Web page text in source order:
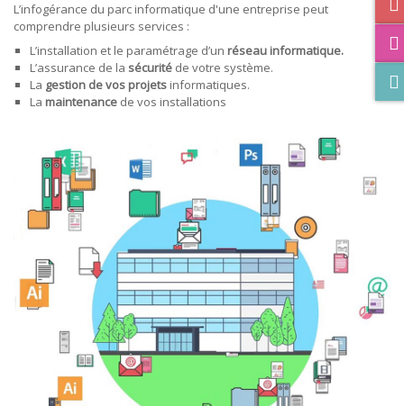
L’infogérance du parc informatique d'une entreprise peut
comprendre plusieurs services :
L’installation et le paramétrage d’un réseau informatique.
L’assurance de la sécurité de votre système.
La gestion de vos projets informatiques.
La maintenance de vos installations